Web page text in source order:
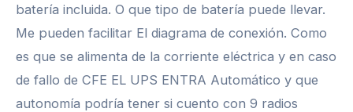
batería incluida. O que tipo de batería puede llevar.
Me pueden facilitar El diagrama de conexión. Como
es que se alimenta de la corriente eléctrica y en caso
de fallo de CFE EL UPS ENTRA Automático y que
autonomía podría tener si cuento con 9 radios